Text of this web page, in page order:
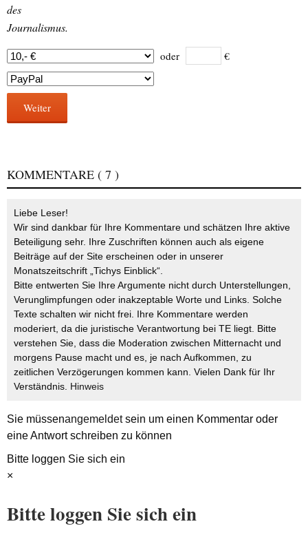
des
Journalismus.
oder €
Weiter
KOMMENTARE ( 7 )
Liebe Leser!
Wir sind dankbar für Ihre Kommentare und schätzen Ihre aktive
Beteiligung sehr. Ihre Zuschriften können auch als eigene
Beiträge auf der Site erscheinen oder in unserer
Monatszeitschrift „Tichys Einblick“.
Bitte entwerten Sie Ihre Argumente nicht durch Unterstellungen,
Verunglimpfungen oder inakzeptable Worte und Links. Solche
Texte schalten wir nicht frei. Ihre Kommentare werden
moderiert, da die juristische Verantwortung bei TE liegt. Bitte
verstehen Sie, dass die Moderation zwischen Mitternacht und
morgens Pause macht und es, je nach Aufkommen, zu
zeitlichen Verzögerungen kommen kann. Vielen Dank für Ihr
Verständnis. Hinweis
Sie müssenangemeldetsein um einen Kommentar oder
eine Antwort schreiben zu können
Bitte loggen Sie sich ein
×
Bitte loggen Sie sich ein